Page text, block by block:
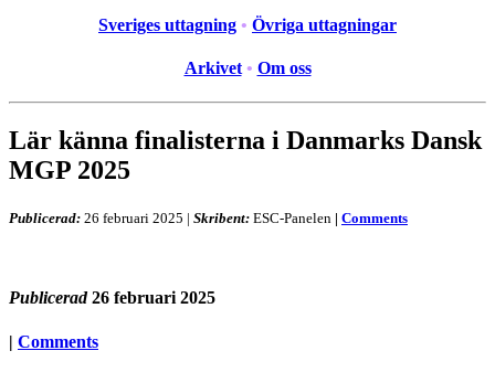
Sveriges uttagning • Övriga uttagningar
Arkivet • Om oss
Lär känna finalisterna i Danmarks Dansk
MGP 2025
Publicerad: 26 februari 2025 | Skribent: ESC-Panelen | Comments
Publicerad 26 februari 2025
| Comments